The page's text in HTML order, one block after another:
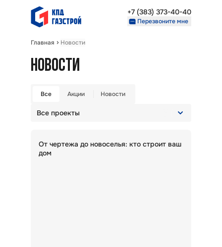
+7 (383) 373-40-40
Перезвоните мне
Недвижимость
Проекты
+7 (383) 373-40-40
Главная Новости
НОВОСТИ
Все Акции Новости
Все проекты
От чертежа до новоселья: кто строит ваш
дом